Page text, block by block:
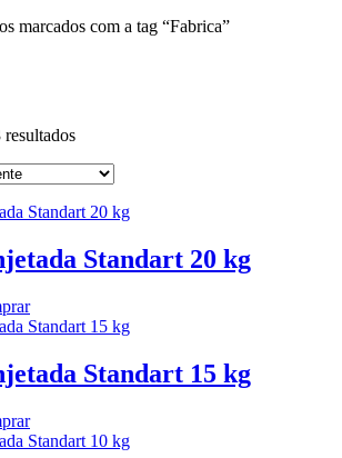
marcados com a tag “Fabrica”
Classificado
mais
Standart 20 kg
Standart 15 kg